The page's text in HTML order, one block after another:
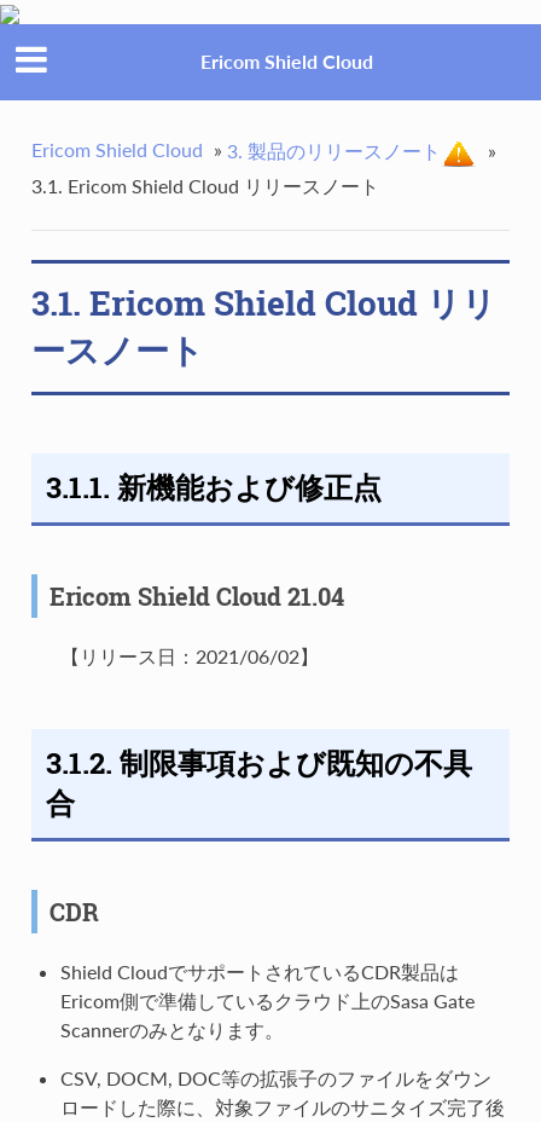
Ericom Shield Cloud
Ericom Shield Cloud » 3. 製品のリリースノート
»
3.1. Ericom Shield Cloud リリースノート
3.1. Ericom Shield Cloud リリ
ースノート
3.1.1. 新機能および修正点
Ericom Shield Cloud 21.04
【リリース日：2021/06/02】
3.1.2. 制限事項および既知の不具
合
CDR
Shield CloudでサポートされているCDR製品は
Ericom側で準備しているクラウド上のSasa Gate
Scannerのみとなります。
CSV, DOCM, DOC等の拡張子のファイルをダウン
ロードした際に、対象ファイルのサニタイズ完了後